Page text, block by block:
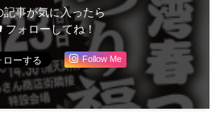
記事が気に入ったら
フォローしてね！
Follow Me